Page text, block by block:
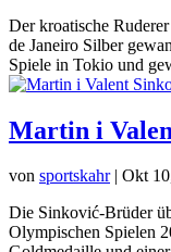
Der kroatische
de Janeiro Silber
Spiele in Tokio und
Martin i
von sportskahr| Okt
Die Sinković-Brüder
Olympischen Spielen